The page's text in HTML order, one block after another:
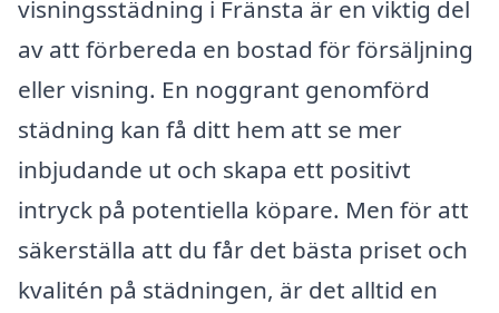
visningsstädning i Fränsta är en viktig del
av att förbereda en bostad för försäljning
eller visning. En noggrant genomförd
städning kan få ditt hem att se mer
inbjudande ut och skapa ett positivt
intryck på potentiella köpare. Men för att
säkerställa att du får det bästa priset och
kvalitén på städningen, är det alltid en